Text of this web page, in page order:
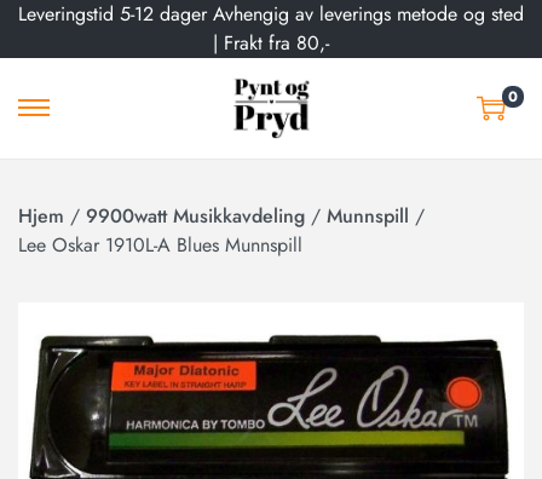
Leveringstid 5-12 dager Avhengig av leverings metode og sted
| Frakt fra 80,-
0
Hjem / 9900watt Musikkavdeling / Munnspill /
Lee Oskar 1910L-A Blues Munnspill